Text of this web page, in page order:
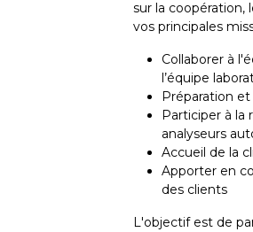
sur la coopération,
vos principales
Collaborer à
l’équipe
Préparation
Participer à la
analyseurs
Accueil de la
Apporter en
des clients
L'objectif est de